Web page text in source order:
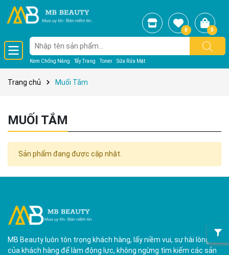
Kem Chống Nắng Tẩy Trang Toner Sữa Rửa Mặt
0 0
Trang chủ Muối Tắm
MUỐI TẮM
Sản phẩm đang được cập nhật.
MB Beauty luôn tôn trọng khách hàng, lấy niềm vui, sự hài lòng
của khách hàng để làm động lực, không ngừng tìm kiếm các sản